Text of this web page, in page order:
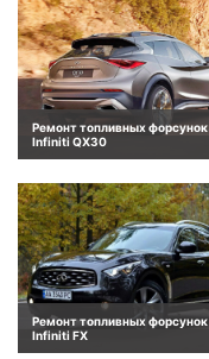
Ремонт топливных форсунок
Infiniti QX30
Ремонт топливных форсунок
Infiniti FX